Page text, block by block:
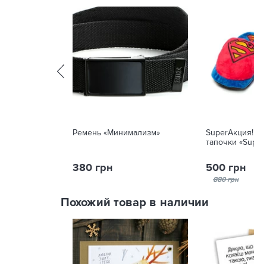
Ремень «Минимализм»
380 грн
тапочки
500 грн
880 грн
Похожий товар в наличии